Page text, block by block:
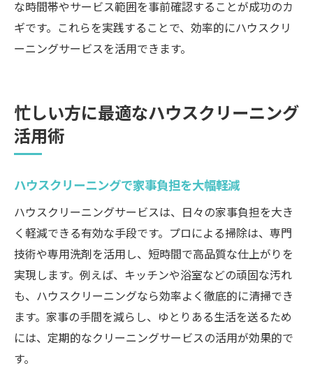
な時間帯やサービス範囲を事前確認することが成功のカ
ギです。これらを実践することで、効率的にハウスクリ
ーニングサービスを活用できます。
忙しい方に最適なハウスクリーニング
活用術
ハウスクリーニングで家事負担を大幅軽減
ハウスクリーニングサービスは、日々の家事負担を大き
く軽減できる有効な手段です。プロによる掃除は、専門
技術や専用洗剤を活用し、短時間で高品質な仕上がりを
実現します。例えば、キッチンや浴室などの頑固な汚れ
も、ハウスクリーニングなら効率よく徹底的に清掃でき
ます。家事の手間を減らし、ゆとりある生活を送るため
には、定期的なクリーニングサービスの活用が効果的で
す。